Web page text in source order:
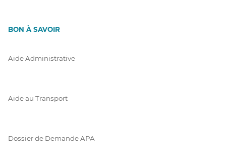
BON À SAVOIR
Aide Administrative
Aide au Transport
Dossier de Demande APA